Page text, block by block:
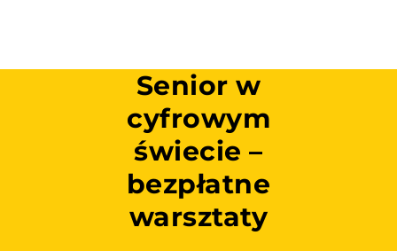
Senior w
cyfrowym
świecie –
bezpłatne
warsztaty